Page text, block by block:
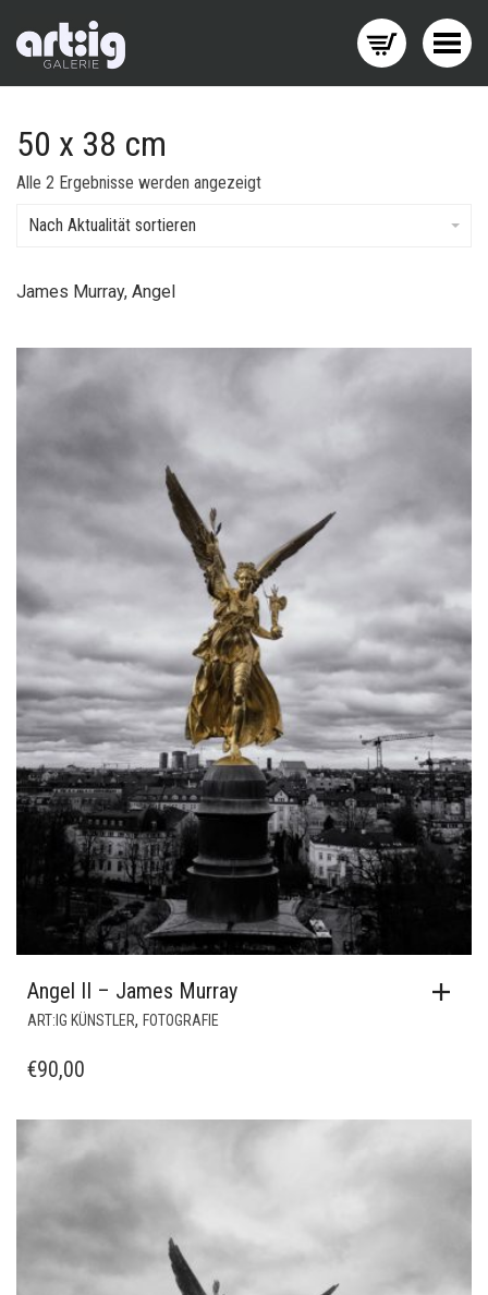
Menü wechseln
50 x 38 cm
Alle 2 Ergebnisse werden angezeigtNach
Nach Aktualität sortieren
James Murray, Angel
Angel II – James Murray
ART:IG KÜNSTLER, FOTOGRAFIE
€90,00